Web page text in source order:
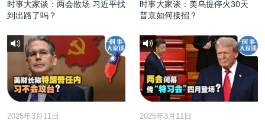
时事大家谈：两会散场 习近平找
到出路了吗？
时事大家谈：美乌提停火30天
普京如何接招？
2025年3月11日 2025年3月11日